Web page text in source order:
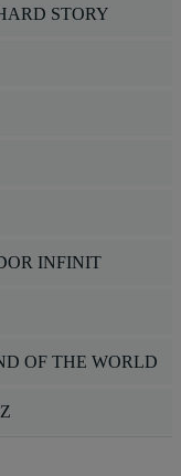
STORY
INFINIT
OF THE WORLD